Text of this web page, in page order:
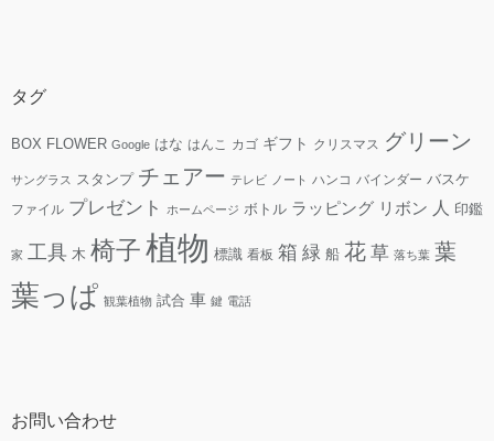
タグ
BOX FLOWER Google はな はんこ カゴ ギフト クリスマス グリーン
サングラス スタンプ チェアー テレビ ノート ハンコ バインダー バスケ
ファイル プレゼント ホームページ ボトル ラッピング リボン 人 印鑑
家 工具 木 椅子植物 標識 看板 箱 緑 船 花 草 落ち葉 葉
葉っぱ 観葉植物 試合 車 鍵 電話
お問い合わせ